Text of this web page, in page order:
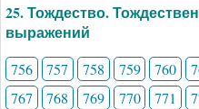
25. Тождество.
выражений
756 757 758 759 760
767
768 769 770 771